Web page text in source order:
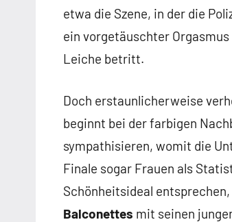
etwa die Szene, in der die
ein vorgetäuschter
Leiche betritt.
Doch erstaunlicherweise
beginnt bei der farbigen
sympathisieren, womit die
Finale sogar Frauen als
Schönheitsideal
Balconettes mit seinen